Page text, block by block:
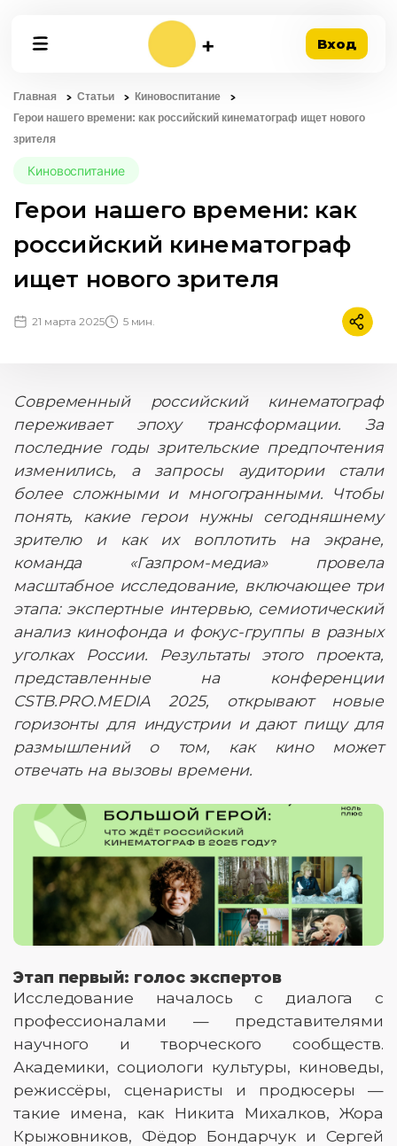
Вход
Главная Статьи
Киновоспитание
Герои нашего времени: как российский кинематограф ищет нового
зрителя
Киновоспитание
Герои нашего времени: как
российский кинематограф
ищет нового зрителя
21 марта 2025 5 мин.
Современный российский кинематограф
переживает эпоху трансформации. За
последние годы зрительские предпочтения
изменились, а запросы аудитории стали
более сложными и многогранными. Чтобы
понять, какие герои нужны сегодняшнему
зрителю и как их воплотить на экране,
команда «Газпром-медиа» провела
масштабное исследование, включающее три
этапа: экспертные интервью, семиотический
анализ кинофонда и фокус-группы в разных
уголках России. Результаты этого проекта,
представленные на конференции
CSTB.PRO.MEDIA 2025, открывают новые
горизонты для индустрии и дают пищу для
размышлений о том, как кино может
отвечать на вызовы времени.
Этап первый: голос экспертов
Исследование началось с диалога с
профессионалами — представителями
научного и творческого сообществ.
Академики, социологи культуры, киноведы,
режиссёры, сценаристы и продюсеры —
такие имена, как Никита Михалков, Жора
Крыжовников, Фёдор Бондарчук и Сергей